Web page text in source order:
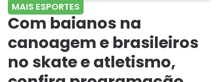
MAIS ESPORTES
Com baianos na
canoagem e brasileiros
no skate e atletismo,